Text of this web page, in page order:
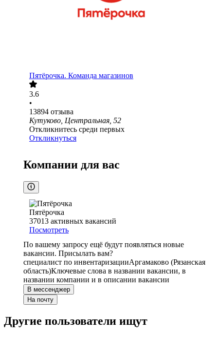
Пятёрочка. Команда магазинов
3.6
•
13894 отзыва
Кутуково, Центральная, 52
Откликнитесь среди первых
Откликнуться
Компании для вас
Пятёрочка
37013 активных вакансий
Посмотреть
По вашему запросу ещё будут появляться новые
вакансии. Присылать вам?
специалист по инвентаризацииАргамаково (Рязанская
область)Ключевые слова в названии вакансии, в
названии компании и в описании вакансии
В мессенджер
На почту
Другие пользователи ищут